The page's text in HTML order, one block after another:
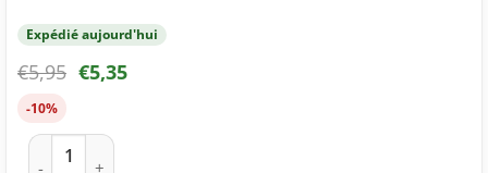
Expédié aujourd'hui
€5,95 €5,35
-10%
quantité de Cartouche d'encre compatible Canon CLI-526C